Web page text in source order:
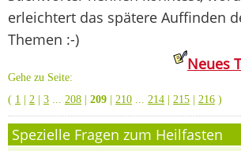
erleichtert das spätere Auffinden
Themen :-)
Neues
Gehe zu Seite:
( 1 2 3 208 209 210 214 215 216 )
Spezielle Fragen zum Heilfasten